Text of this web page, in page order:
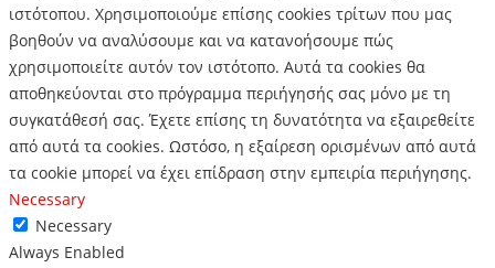
ιστότοπου. Χρησιμοποιούμε επίσης cookies τρίτων που μας
βοηθούν να αναλύσουμε και να κατανοήσουμε πώς
χρησιμοποιείτε αυτόν τον ιστότοπο. Αυτά τα cookies θα
αποθηκεύονται στο πρόγραμμα περιήγησής σας μόνο με τη
συγκατάθεσή σας. Έχετε επίσης τη δυνατότητα να εξαιρεθείτε
από αυτά τα cookies. Ωστόσο, η εξαίρεση ορισμένων από αυτά
τα cookie μπορεί να έχει επίδραση στην εμπειρία περιήγησης.
Necessary
Necessary
Always Enabled